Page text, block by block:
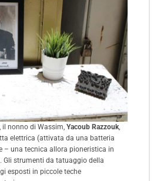
nonno di Wassim, Yacoub Razzouk,
elettrica (attivata da una batteria
– una tecnica allora pioneristica in
Gli strumenti da tatuaggio della
esposti in piccole teche